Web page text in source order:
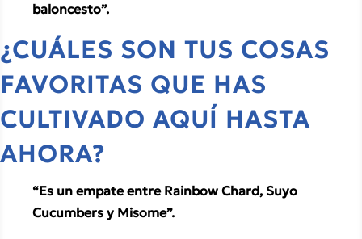
baloncesto”.
¿CUÁLES SON TUS COSAS
FAVORITAS QUE HAS
CULTIVADO AQUÍ HASTA
AHORA?
“Es un empate entre Rainbow Chard, Suyo
Cucumbers y Misome”.